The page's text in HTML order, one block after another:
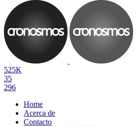
525K
35
296
Home
Acerca de
Contacto